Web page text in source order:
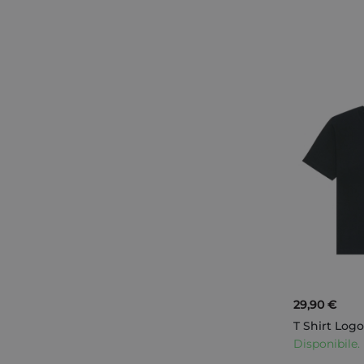
29,90 €
T Shirt
Disponibile.